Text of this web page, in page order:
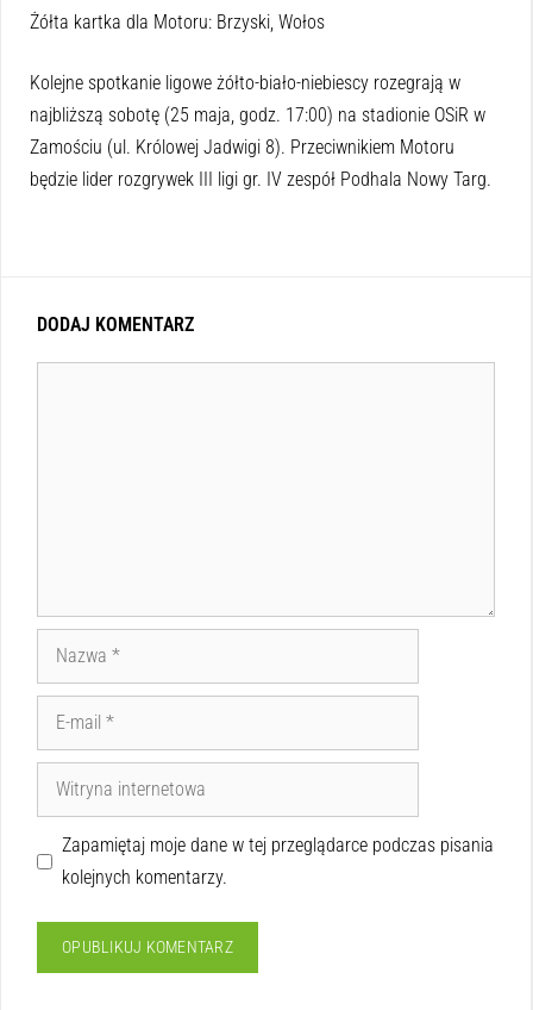
Żółta kartka dla Motoru: Brzyski, Wołos
Kolejne spotkanie ligowe żółto-biało-niebiescy rozegrają w
najbliższą sobotę (25 maja, godz. 17:00) na stadionie OSiR w
Zamościu (ul. Królowej Jadwigi 8). Przeciwnikiem Motoru
będzie lider rozgrywek III ligi gr. IV zespół Podhala Nowy Targ.
DODAJ KOMENTARZ
Zapamiętaj moje dane w tej przeglądarce podczas pisania
kolejnych komentarzy.